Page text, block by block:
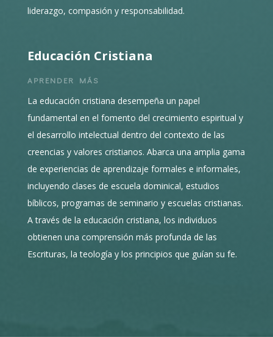
liderazgo, compasión y responsabilidad.
Educación Cristiana
APRENDER MÁS
La educación cristiana desempeña un papel
fundamental en el fomento del crecimiento espiritual y
el desarrollo intelectual dentro del contexto de las
creencias y valores cristianos. Abarca una amplia gama
de experiencias de aprendizaje formales e informales,
incluyendo clases de escuela dominical, estudios
bíblicos, programas de seminario y escuelas cristianas.
A través de la educación cristiana, los individuos
obtienen una comprensión más profunda de las
Escrituras, la teología y los principios que guían su fe.